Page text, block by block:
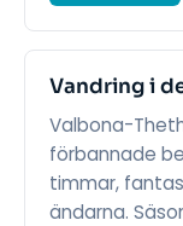
Vandring i
Valbona-
förbannade
timmar,
ändarna.